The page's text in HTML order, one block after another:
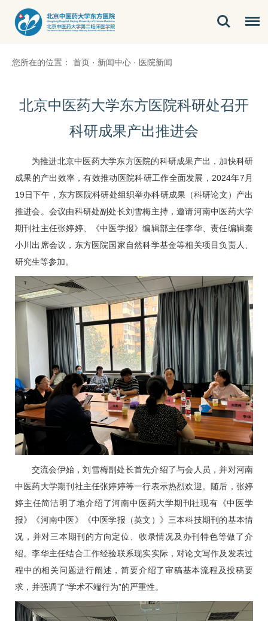
您所在的位置： 首页 · 新闻中心 · 医院新闻
北京中医药大学东方医院科研处召开
科研成果产出推进会
为推进北京中医药大学东方医院的科研成果产出，加快科研
成果的产出效率，有效推动医院科研工作全面发展，2024年7月
19日下午，东方医院科研处组织举办科研成果（科研论文）产出
推进会。会议由科研处副处长刘雪梅主持，邀请河南中医药大学
期刊社主任张婷婷、《中医学报》编辑部主任李华、责任编辑秦
小川出席会议，东方医院国家自然科学基金等相关项目负责人、
研究生等参加。
交流会伊始，刘雪梅副处长首先介绍了与会人员，并对河南
中医药大学期刊社主任张婷婷等一行表示热烈欢迎。随后，张婷
婷主任简洁明了地介绍了河南中医药大学期刊社现有《中医学
报》《河南中医》《中医学报（英文）》三本科技期刊的基本情
况，并对三本期刊的方向定位、收录情况及办刊特色等做了介
绍。李华主任结合工作经验联系现实实际，对论文写作及发表过
程中的相关问题进行阐述，简要介绍了审稿基本流程及投稿要
求，并强调了“学术不端行为”的严重性。